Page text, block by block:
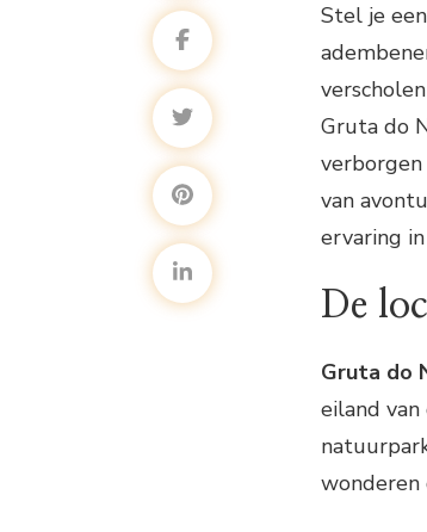
Stel je
Gruta do
van
ervaring
De
Gruta do
eiland
wonderen